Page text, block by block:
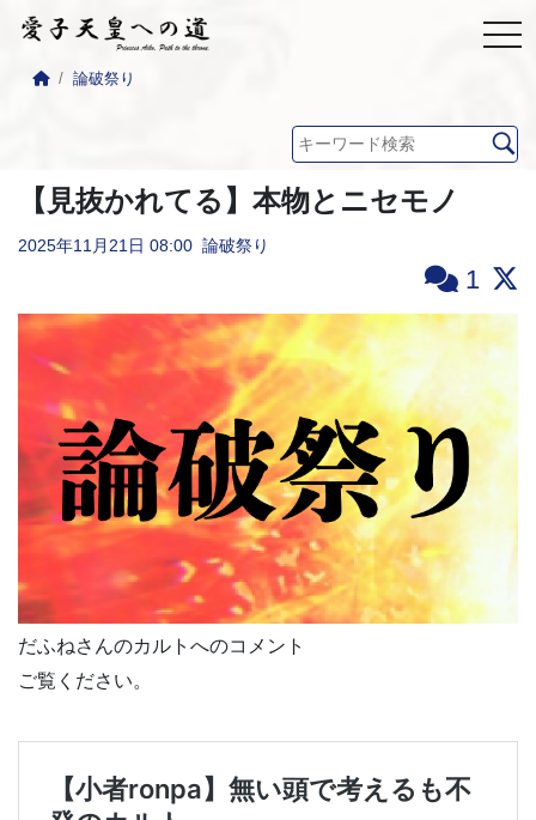
論破祭り
【見抜かれてる】本物とニセモノ
2025年11月21日 08:00 論破祭り
1
だふねさんのカルトへのコメント
ご覧ください。